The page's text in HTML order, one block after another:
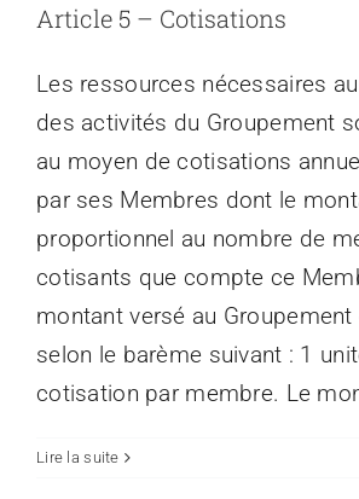
Article 5 – Cotisations
Les ressources nécessaires
des activités du Groupement
au moyen de cotisations
par ses Membres dont le
proportionnel au nombre de
cotisants que compte ce
montant versé au
selon le barème suivant : 1
cotisation par membre. Le
Lire la suite